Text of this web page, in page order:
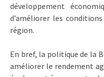
développement
d’améliorer les
région.
En bref, la politique de la
améliorer le rendement